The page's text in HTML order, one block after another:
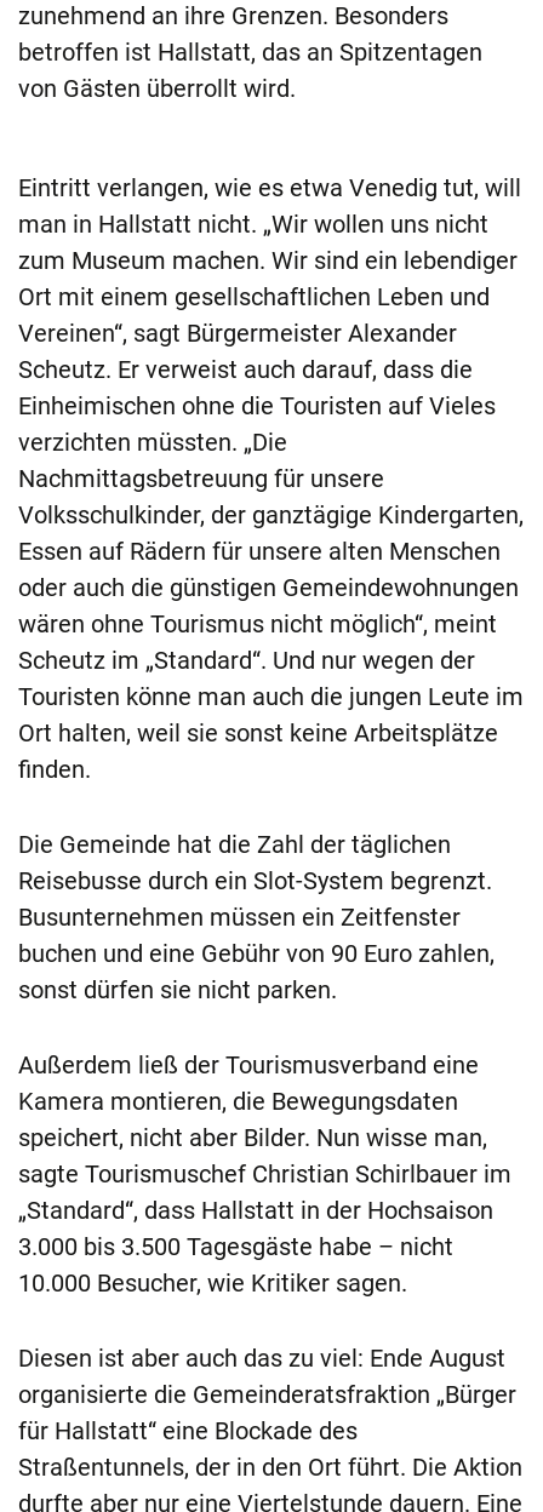
zunehmend an ihre Grenzen. Besonders
betroffen ist Hallstatt, das an Spitzentagen
von Gästen überrollt wird.
Eintritt verlangen, wie es etwa Venedig tut, will
man in Hallstatt nicht. „Wir wollen uns nicht
zum Museum machen. Wir sind ein lebendiger
Ort mit einem gesellschaftlichen Leben und
Vereinen“, sagt Bürgermeister Alexander
Scheutz. Er verweist auch darauf, dass die
Einheimischen ohne die Touristen auf Vieles
verzichten müssten. „Die
Nachmittagsbetreuung für unsere
Volksschulkinder, der ganztägige Kindergarten,
Essen auf Rädern für unsere alten Menschen
oder auch die günstigen Gemeindewohnungen
wären ohne Tourismus nicht möglich“, meint
Scheutz im „Standard“. Und nur wegen der
Touristen könne man auch die jungen Leute im
Ort halten, weil sie sonst keine Arbeitsplätze
finden.
Die Gemeinde hat die Zahl der täglichen
Reisebusse durch ein Slot-System begrenzt.
Busunternehmen müssen ein Zeitfenster
buchen und eine Gebühr von 90 Euro zahlen,
sonst dürfen sie nicht parken.
Außerdem ließ der Tourismusverband eine
Kamera montieren, die Bewegungsdaten
speichert, nicht aber Bilder. Nun wisse man,
sagte Tourismuschef Christian Schirlbauer im
„Standard“, dass Hallstatt in der Hochsaison
3.000 bis 3.500 Tagesgäste habe – nicht
10.000 Besucher, wie Kritiker sagen.
Diesen ist aber auch das zu viel: Ende August
organisierte die Gemeinderatsfraktion „Bürger
für Hallstatt“ eine Blockade des
Straßentunnels, der in den Ort führt. Die Aktion
durfte aber nur eine Viertelstunde dauern. Eine